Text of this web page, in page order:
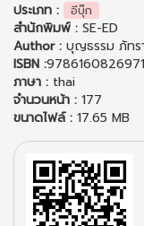
ประเภท : อีบุ๊ก
สำนักพิมพ์ : SE-ED
Author : บุญธรรม ภัทร
ISBN :9786160826971
ภาษา : thai
จำนวนหน้า : 177
ขนาดไฟล์ : 17.65 MB